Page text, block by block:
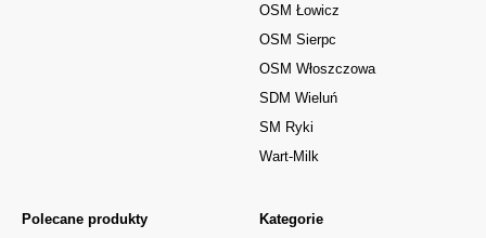
Kategorie
Polecane produkty
OSM Łowicz
OSM Sierpc
OSM Włoszczowa
SDM Wieluń
SM Ryki
Wart-Milk